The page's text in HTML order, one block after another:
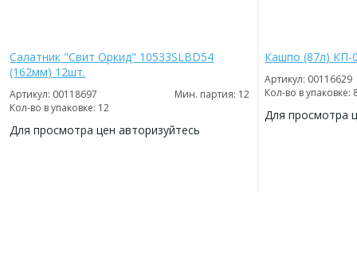
Салатник "Свит Оркид" 10533SLBD54
(162мм) 12шт.
Артикул: 00118697
Мин. партия: 12
Кол-во в упаковке: 12
Для просмотра цен авторизуйтесь
Кашпо (87л) КП-
Артикул: 00116629
Кол-во в упаковке:
Для просмотра